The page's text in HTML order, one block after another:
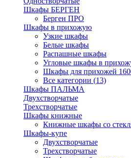
Шкафы БЕРГЕН
Берген ПРО
Шкафы в прихожую
Узкие шкафы
Белые шкафы
Распашные шкафы
Угловые шкафы в
Шкафы для прихожей
Все категории (13)
Шкафы ПАЛЬМА
Двухстворчатые
Трехстворчатые
Шкафы книжные
Книжные шкафы со
Шкафы-купе
Двухстворчатые
Трехстворчатые